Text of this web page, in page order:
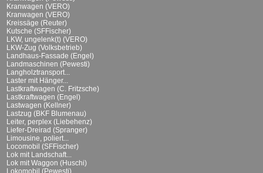
Kranwagen (VERO)
Kranwagen (VERO)
Kreissäge (Reuter)
Kutsche (SFFischer)
LKW, ungelenk(t) (VERO)
LKW-Zug (Volksbetrieb)
Landhaus-Fassade (Engel)
Landmaschinen (Pewesti)
Langholztransport...
Laster mit Hänger...
Lastkraftwagen (C. Fritzsche)
Lastkraftwagen (Engel)
Lastwagen (Kellner)
Lastzug (BKF Blumenau)
Leiter, perplex (Liebehenz)
Liefer-Dreirad (Spranger)
Limousine, poliert...
Locomobil (SFFischer)
Lok mit Landschaft...
Lok mit Waggon (Huschi)
Lokomobil (Pewesti)